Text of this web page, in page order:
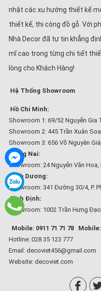
nhật các xu hướng thiết kế
thiết kế, thi công đồ gỗ. Với
Nhà Decor đã tự tin khẳng
mĩ cao trong từng chi tiết
lòng cho Khách Hàng!
Hệ Thống Showroom
Hồ Chí Minh:
Showroom 1: 69/52 Nguyễn Gia
Showroom 2: 445 Trần Xuân
Showroom 3: 656 Võ Nguyên
Đồng Nai:
Showroom: 24 Nguyễn Văn Hoa,
Bình Dương:
Showroom: 341 Đường 30/4, P.
Bình Định:
Showroom: 1002 Trần Hưng
Mobile: 0911 71 71 78
Mobile:
Hotline: 028 35 123 777
Email: decoviet456@gmail.com
Website: decoviet.com